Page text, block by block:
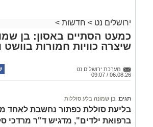
בפעילות בלשי תחנת לב הבירה שביצעו
החשודים הועברו לחקירה, ובית
לתאריך 6.8.26.
בפעילות נוספת של בלשי תחנת בית
בסחר בסמים, זוהו על פי החשד שתי
ירושלים נט > חדשות >
כמעט הסתיים באסון: בן
שיצרה כוויות חמורות בוושט
מערכת ירושלים נט
06.08.26 / 09:07
תגים: בן שמונה בלע סוללות
בליעת סוללת כפתור נחשבת לאחד
ברפואת ילדים", מדגיש ד"ר מרדכי